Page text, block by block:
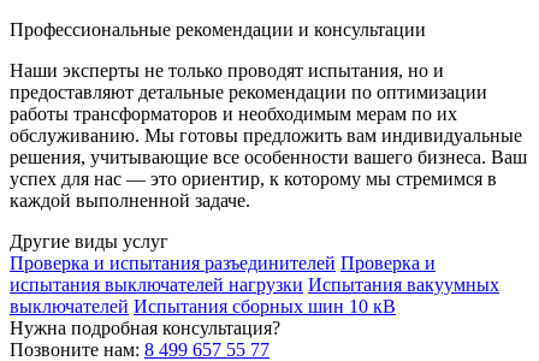
Профессиональные рекомендации и консультации
Наши эксперты не только проводят испытания, но и
предоставляют детальные рекомендации по оптимизации
работы трансформаторов и необходимым мерам по их
обслуживанию. Мы готовы предложить вам индивидуальные
решения, учитывающие все особенности вашего бизнеса. Ваш
успех для нас — это ориентир, к которому мы стремимся в
каждой выполненной задаче.
Другие виды услуг
Проверка и испытания разъединителей Проверка и
испытания выключателей нагрузки Испытания вакуумных
выключателей Испытания сборных шин 10 кВ
Нужна подробная консультация?
Позвоните нам: 8 499 657 55 77